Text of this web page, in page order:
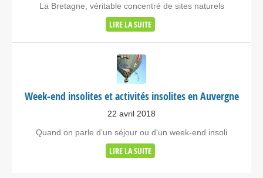
La Pinède – Roulotte Occitanie
58 Rue de la Montagne Noire
Trausse Occitanie>Aude 11160
France
Voir sur la carte
La Bretagne, véritable concentré de sites naturels
LIRE LA SUITE
Week-end insolites et activités insolites en Auvergne
22 avril 2018
Quand on parle d’un séjour ou d'un week-end insoli
LIRE LA SUITE